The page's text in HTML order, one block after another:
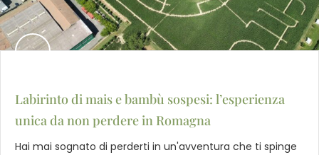
Labirinto di mais e bambù sospesi: l’esperienza
unica da non perdere in Romagna
Hai mai sognato di perderti in un'avventura che ti spinge